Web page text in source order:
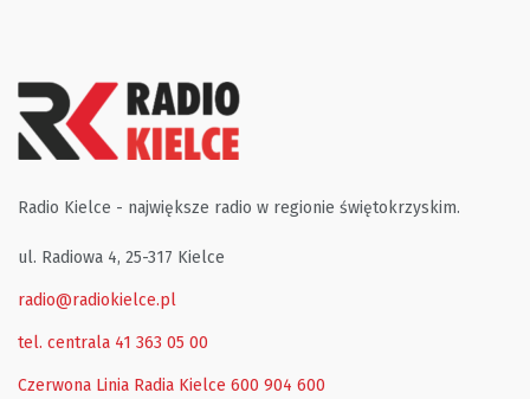
Radio Kielce - największe radio w regionie świętokrzyskim.
ul. Radiowa 4, 25-317 Kielce
radio@radiokielce.pl
tel. centrala 41 363 05 00
Czerwona Linia Radia Kielce 600 904 600